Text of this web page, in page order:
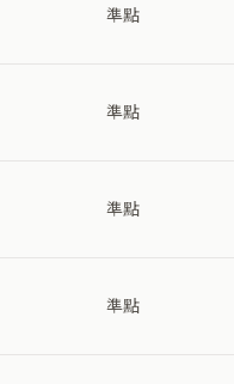
準點
準點
準點
準點